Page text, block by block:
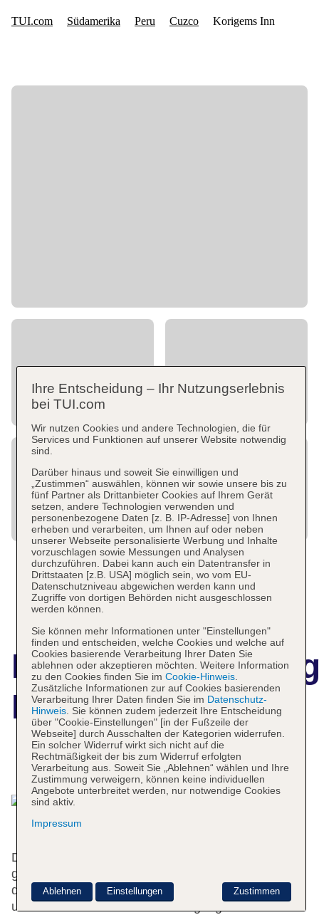
Korigems Inn
Das bietet Ihre Unterkunft
Das freundliche Personal an der Rezeption ist
gerne bei allen Fragen behilflich. Die Einrichtung
des Hauses umfasst eine Gepäckaufbewahrung
und einen Safe. In der Unterbringung steht WLAN
Ihre Entscheidung – Ihr Nutzungserlebnis
bei TUI.com
Wir nutzen Cookies und andere Technologien, die für
Services und Funktionen auf unserer Website notwendig
sind.
Darüber hinaus und soweit Sie einwilligen und
„Zustimmen“ auswählen, können wir sowie unsere bis zu
fünf Partner als Drittanbieter Cookies auf Ihrem Gerät
setzen, andere Technologien verwenden und
personenbezogene Daten [z. B. IP-Adresse] von Ihnen
erheben und verarbeiten, um Ihnen auf oder neben
unserer Webseite personalisierte Werbung und Inhalte
vorzuschlagen sowie Messungen und Analysen
durchzuführen. Dabei kann auch ein Datentransfer in
Drittstaaten [z.B. USA] möglich sein, wo vom EU-
Datenschutzniveau abgewichen werden kann und
Zugriffe von dortigen Behörden nicht ausgeschlossen
werden können.
Sie können mehr Informationen unter "Einstellungen"
finden und entscheiden, welche Cookies und welche auf
Cookies basierende Verarbeitung Ihrer Daten Sie
ablehnen oder akzeptieren möchten. Weitere Information
zu den Cookies finden Sie im Cookie-Hinweis.
Zusätzliche Informationen zur auf Cookies basierenden
Verarbeitung Ihrer Daten finden Sie im Datenschutz-
Hinweis. Sie können zudem jederzeit Ihre Entscheidung
über "Cookie-Einstellungen" [in der Fußzeile der
Webseite] durch Ausschalten der Kategorien widerrufen.
Ein solcher Widerruf wirkt sich nicht auf die
Rechtmäßigkeit der bis zum Widerruf erfolgten
Verarbeitung aus. Soweit Sie „Ablehnen“ wählen und Ihre
Zustimmung verweigern, können keine individuellen
Angebote unterbreitet werden, nur notwendige Cookies
sind aktiv.
Impressum
Zustimmen
Ablehnen Einstellungen